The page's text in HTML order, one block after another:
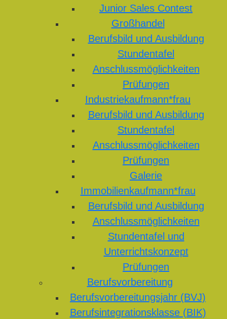
Junior Sales Contest
Großhandel
Berufsbild und Ausbildung
Stundentafel
Anschlussmöglichkeiten
Prüfungen
Industriekaufmann*frau
Berufsbild und Ausbildung
Stundentafel
Anschlussmöglichkeiten
Prüfungen
Galerie
Immobilienkaufmann*frau
Berufsbild und Ausbildung
Anschlussmöglichkeiten
Stundentafel und
Unterrichtskonzept
Prüfungen
Berufsvorbereitung
Berufsvorbereitungsjahr (BVJ)
Berufsintegrationsklasse (BIK)